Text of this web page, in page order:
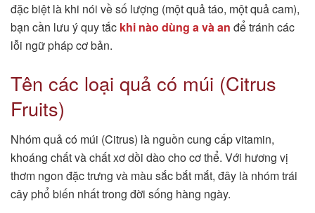
đặc biệt là khi nói về số lượng (một quả táo, một quả cam),
bạn cần lưu ý quy tắc khi nào dùng a và an để tránh các
lỗi ngữ pháp cơ bản.
Tên các loại quả có múi (Citrus
Fruits)
Nhóm quả có múi (Citrus) là nguồn cung cấp vitamin,
khoáng chất và chất xơ dồi dào cho cơ thể. Với hương vị
thơm ngon đặc trưng và màu sắc bắt mắt, đây là nhóm trái
cây phổ biến nhất trong đời sống hàng ngày.